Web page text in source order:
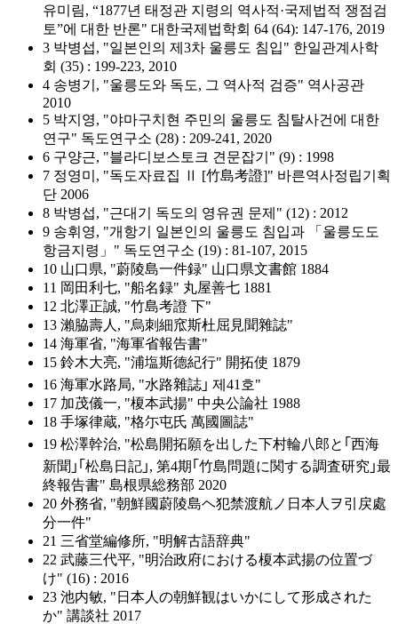
유미림, “1877년 태정관 지령의 역사적·국제법적 쟁점검
토”에 대한 반론" 대한국제법학회 64 (64): 147-176, 2019
3 박병섭, "일본인의 제3차 울릉도 침입" 한일관계사학
회 (35) : 199-223, 2010
4 송병기, "울릉도와 독도, 그 역사적 검증" 역사공관
2010
5 박지영, "야마구치현 주민의 울릉도 침탈사건에 대한
연구" 독도연구소 (28) : 209-241, 2020
6 구양근, "블라디보스토크 견문잡기" (9) : 1998
7 정영미, "독도자료집 Ⅱ [竹島考證]" 바른역사정립기획
단 2006
8 박병섭, "근대기 독도의 영유권 문제" (12) : 2012
9 송휘영, "개항기 일본인의 울릉도 침입과 「울릉도도
항금지령」" 독도연구소 (19) : 81-107, 2015
10 山口県, "蔚陵島一件録" 山口県文書館 1884
11 岡田利七, "船名録" 丸屋善七 1881
12 北澤正誠, "竹島考證 下"
13 瀨脇壽人, "烏刺細窊斯杜屈見聞雜誌"
14 海軍省, "海軍省報告書"
15 鈴木大亮, "浦塩斯德紀行" 開拓使 1879
16 海軍水路局, "水路雜誌｣ 제41호"
17 加茂儀一, "榎本武揚" 中央公論社 1988
18 手塚律蔵, "格尓屯氏 萬國圖誌"
19 松澤幹治, "松島開拓願を出した下村輪八郎と｢西海
新聞｣｢松島日記｣, 第4期｢竹島問題に関する調査研究｣最
終報告書" 島根県総務部 2020
20 外務省, "朝鮮國蔚陵島ヘ犯禁渡航ノ日本人ヲ引戻處
分一件"
21 三省堂編修所, "明解古語辞典"
22 武藤三代平, "明治政府における榎本武揚の位置づ
け" (16) : 2016
23 池内敏, "日本人の朝鮮観はいかにして形成された
か" 講談社 2017